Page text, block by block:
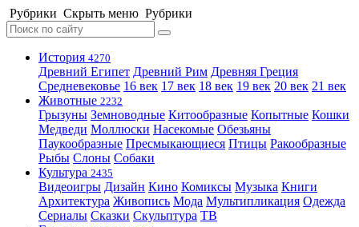
Рубрики Скрыть меню Рубрики
История 4270
Древний Египет Древний Рим Древняя Греция
Средневековье 16 век 17 век 18 век 19 век 20 век 21 век
Животные 2232
Грызуны Земноводные Китообразные Копытные Кошки
Медведи Моллюски Насекомые Обезьяны
Паукообразные Пресмыкающиеся Птицы Ракообразные
Рыбы Слоны Собаки
Культура 2435
Видеоигры Дизайн Кино Комиксы Музыка Книги
Архитектура Живопись Мода Мультипликация Одежда
Сериалы Сказки Скульптура ТВ